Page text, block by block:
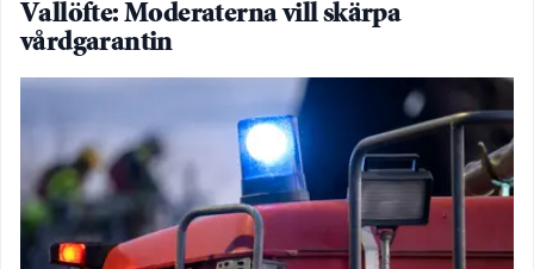
Vallöfte: Moderaterna vill skärpa
vårdgarantin